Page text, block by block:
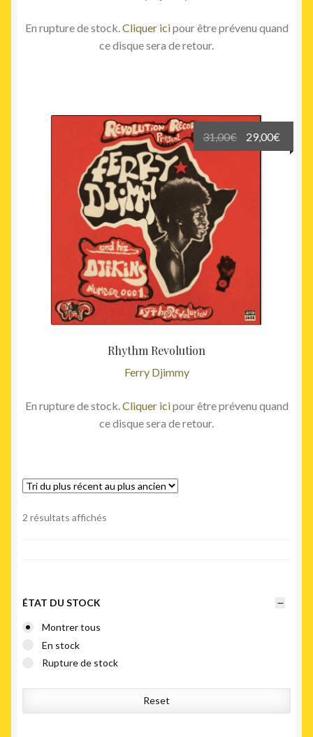
En rupture de stock. Cliquer icipour être prévenu quand
ce disque sera de retour.
Rhythm Revolution
Ferry Djimmy
31,00€
Le
prix
29,00€
prix
En rupture de stock. Cliquer icipour être prévenu quand
ce disque sera de retour.
2 résultats affichés
ÉTAT DU STOCK
Montrer tous
En stock
Rupture de stock
Reset